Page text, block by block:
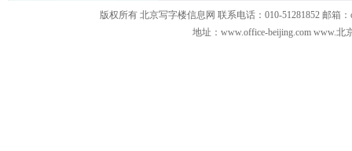
版权所有 北京写字楼信息网 联系电话：010-51281852 邮箱：
地址：www.office-beijing.com www.